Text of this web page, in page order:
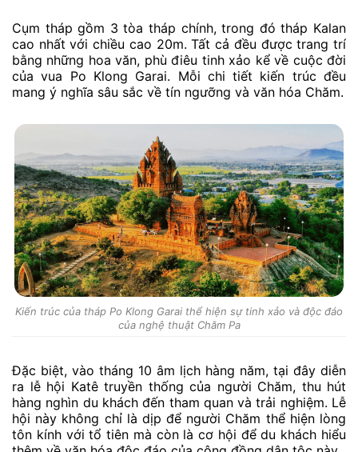
Cụm tháp gồm 3 tòa tháp chính, trong đó tháp Kalan
cao nhất với chiều cao 20m. Tất cả đều được trang trí
bằng những hoa văn, phù điêu tinh xảo kể về cuộc đời
của vua Po Klong Garai. Mỗi chi tiết kiến trúc đều
mang ý nghĩa sâu sắc về tín ngưỡng và văn hóa Chăm.
Kiến trúc của tháp Po Klong Garai thể hiện sự tinh xảo và độc đáo
của nghệ thuật Chăm Pa
Đặc biệt, vào tháng 10 âm lịch hàng năm, tại đây diễn
ra lễ hội Katê truyền thống của người Chăm, thu hút
hàng nghìn du khách đến tham quan và trải nghiệm. Lễ
hội này không chỉ là dịp để người Chăm thể hiện lòng
tôn kính với tổ tiên mà còn là cơ hội để du khách hiểu